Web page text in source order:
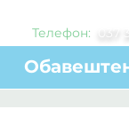
Телефон: 37